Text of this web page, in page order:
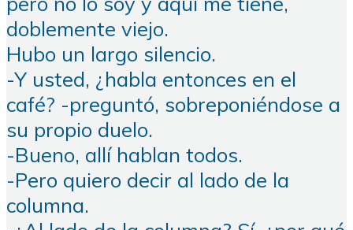
doblemente viejo.
Hubo un largo silencio.
-Y usted, ¿habla entonces en el
café? -preguntó, sobreponiéndose a
su propio duelo.
-Bueno, allí hablan todos.
-Pero quiero decir al lado de la
columna.